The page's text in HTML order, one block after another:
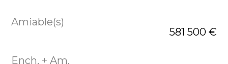
581 500 €